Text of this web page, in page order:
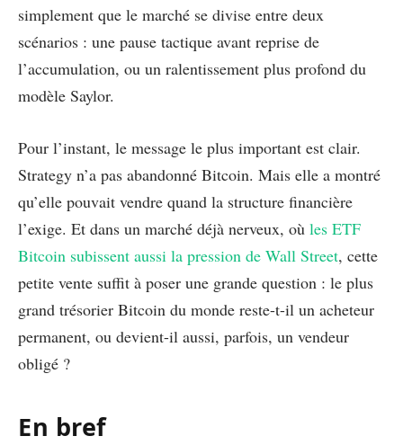
simplement que le marché se divise entre deux
scénarios : une pause tactique avant reprise de
l’accumulation, ou un ralentissement plus profond du
modèle Saylor.
Pour l’instant, le message le plus important est clair.
Strategy n’a pas abandonné Bitcoin. Mais elle a montré
qu’elle pouvait vendre quand la structure financière
l’exige. Et dans un marché déjà nerveux, où les ETF
Bitcoin subissent aussi la pression de Wall Street, cette
petite vente suffit à poser une grande question : le plus
grand trésorier Bitcoin du monde reste-t-il un acheteur
permanent, ou devient-il aussi, parfois, un vendeur
obligé ?
En bref